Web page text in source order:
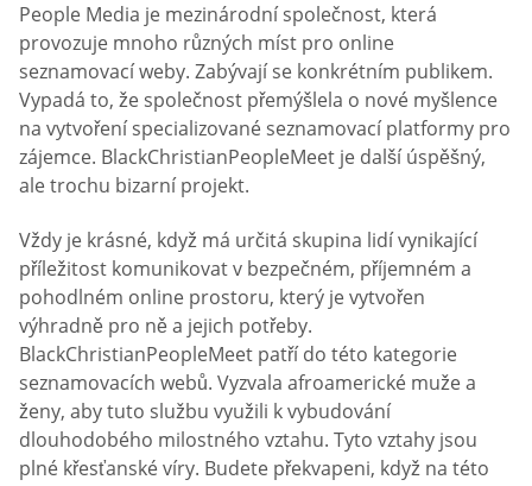
People Media je mezinárodní společnost, která
provozuje mnoho různých míst pro online
seznamovací weby. Zabývají se konkrétním publikem.
Vypadá to, že společnost přemýšlela o nové myšlence
na vytvoření specializované seznamovací platformy pro
zájemce. BlackChristianPeopleMeet je další úspěšný,
ale trochu bizarní projekt.
Vždy je krásné, když má určitá skupina lidí vynikající
příležitost komunikovat v bezpečném, příjemném a
pohodlném online prostoru, který je vytvořen
výhradně pro ně a jejich potřeby.
BlackChristianPeopleMeet patří do této kategorie
seznamovacích webů. Vyzvala afroamerické muže a
ženy, aby tuto službu využili k vybudování
dlouhodobého milostného vztahu. Tyto vztahy jsou
plné křesťanské víry. Budete překvapeni, když na této